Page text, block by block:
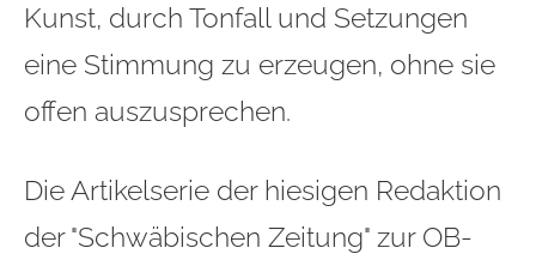
Kunst, durch Tonfall und Setzungen
eine Stimmung zu erzeugen, ohne sie
offen auszusprechen.
Die Artikelserie der hiesigen Redaktion
der "Schwäbischen Zeitung" zur OB-